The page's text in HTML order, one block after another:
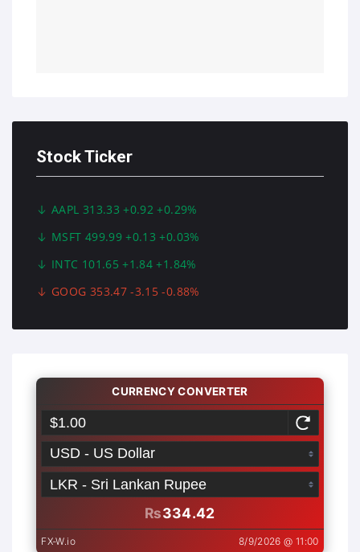
Stock Ticker
AAPL 313.33 +0.92 +0.29%
MSFT 499.99 +0.13 +0.03%
INTC 101.65 +1.84 +1.84%
GOOG 353.47 -3.15 -0.88%